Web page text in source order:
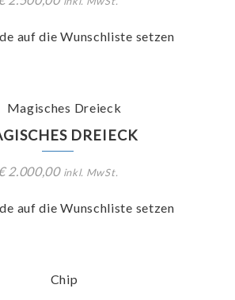
auf die Wunschliste setzen
DREIECK
2.000,00 inkl. MwSt.
auf die Wunschliste setzen